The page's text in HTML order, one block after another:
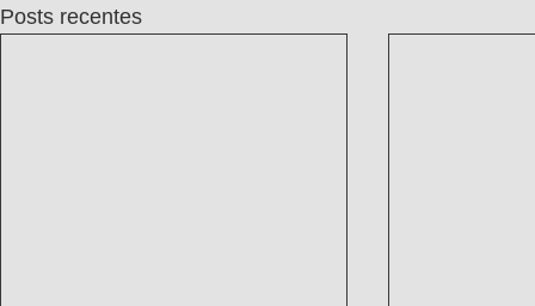
Posts recentes